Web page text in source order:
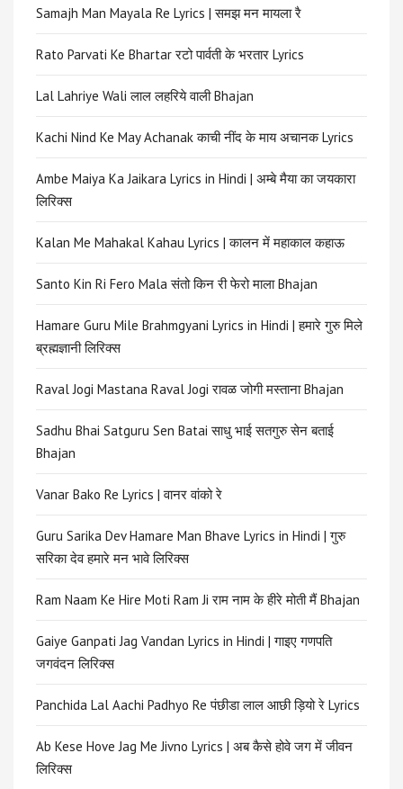
Samajh Man Mayala Re Lyrics | समझ मन मायला रै
Rato Parvati Ke Bhartar रटो पार्वती के भरतार Lyrics
Lal Lahriye Wali लाल लहरिये वाली Bhajan
Kachi Nind Ke May Achanak काची नींद के माय अचानक Lyrics
Ambe Maiya Ka Jaikara Lyrics in Hindi | अम्बे मैया का जयकारा
लिरिक्स
Kalan Me Mahakal Kahau Lyrics | कालन में महाकाल कहाऊ
Santo Kin Ri Fero Mala संतो किन री फेरो माला Bhajan
Hamare Guru Mile Brahmgyani Lyrics in Hindi | हमारे गुरु मिले
ब्रह्मज्ञानी लिरिक्स
Raval Jogi Mastana Raval Jogi रावळ जोगी मस्ताना Bhajan
Sadhu Bhai Satguru Sen Batai साधु भाई सतगुरु सेन बताई
Bhajan
Vanar Bako Re Lyrics | वानर वांको रे
Guru Sarika Dev Hamare Man Bhave Lyrics in Hindi | गुरु
सरिका देव हमारे मन भावे लिरिक्स
Ram Naam Ke Hire Moti Ram Ji राम नाम के हीरे मोती मैं Bhajan
Gaiye Ganpati Jag Vandan Lyrics in Hindi | गाइए गणपति
जगवंदन लिरिक्स
Panchida Lal Aachi Padhyo Re पंछीडा लाल आछी ड़ियो रे Lyrics
Ab Kese Hove Jag Me Jivno Lyrics | अब कैसे होवे जग में जीवन
लिरिक्स